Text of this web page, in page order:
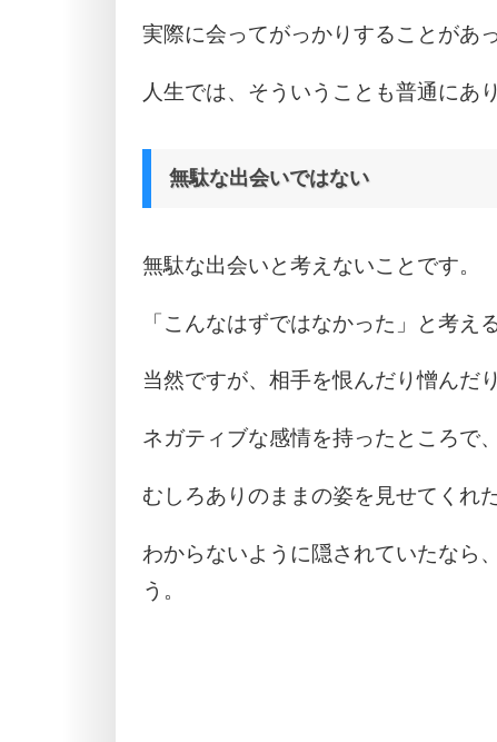
実際に会ってがっかりすることがあ
人生では、そういうことも普通にあ
無駄な出会いではない
無駄な出会いと考えないことです。
「こんなはずではなかった」と考え
当然ですが、相手を恨んだり憎んだ
ネガティブな感情を持ったところで
むしろありのままの姿を見せてくれ
わからないように隠されていたなら
う。